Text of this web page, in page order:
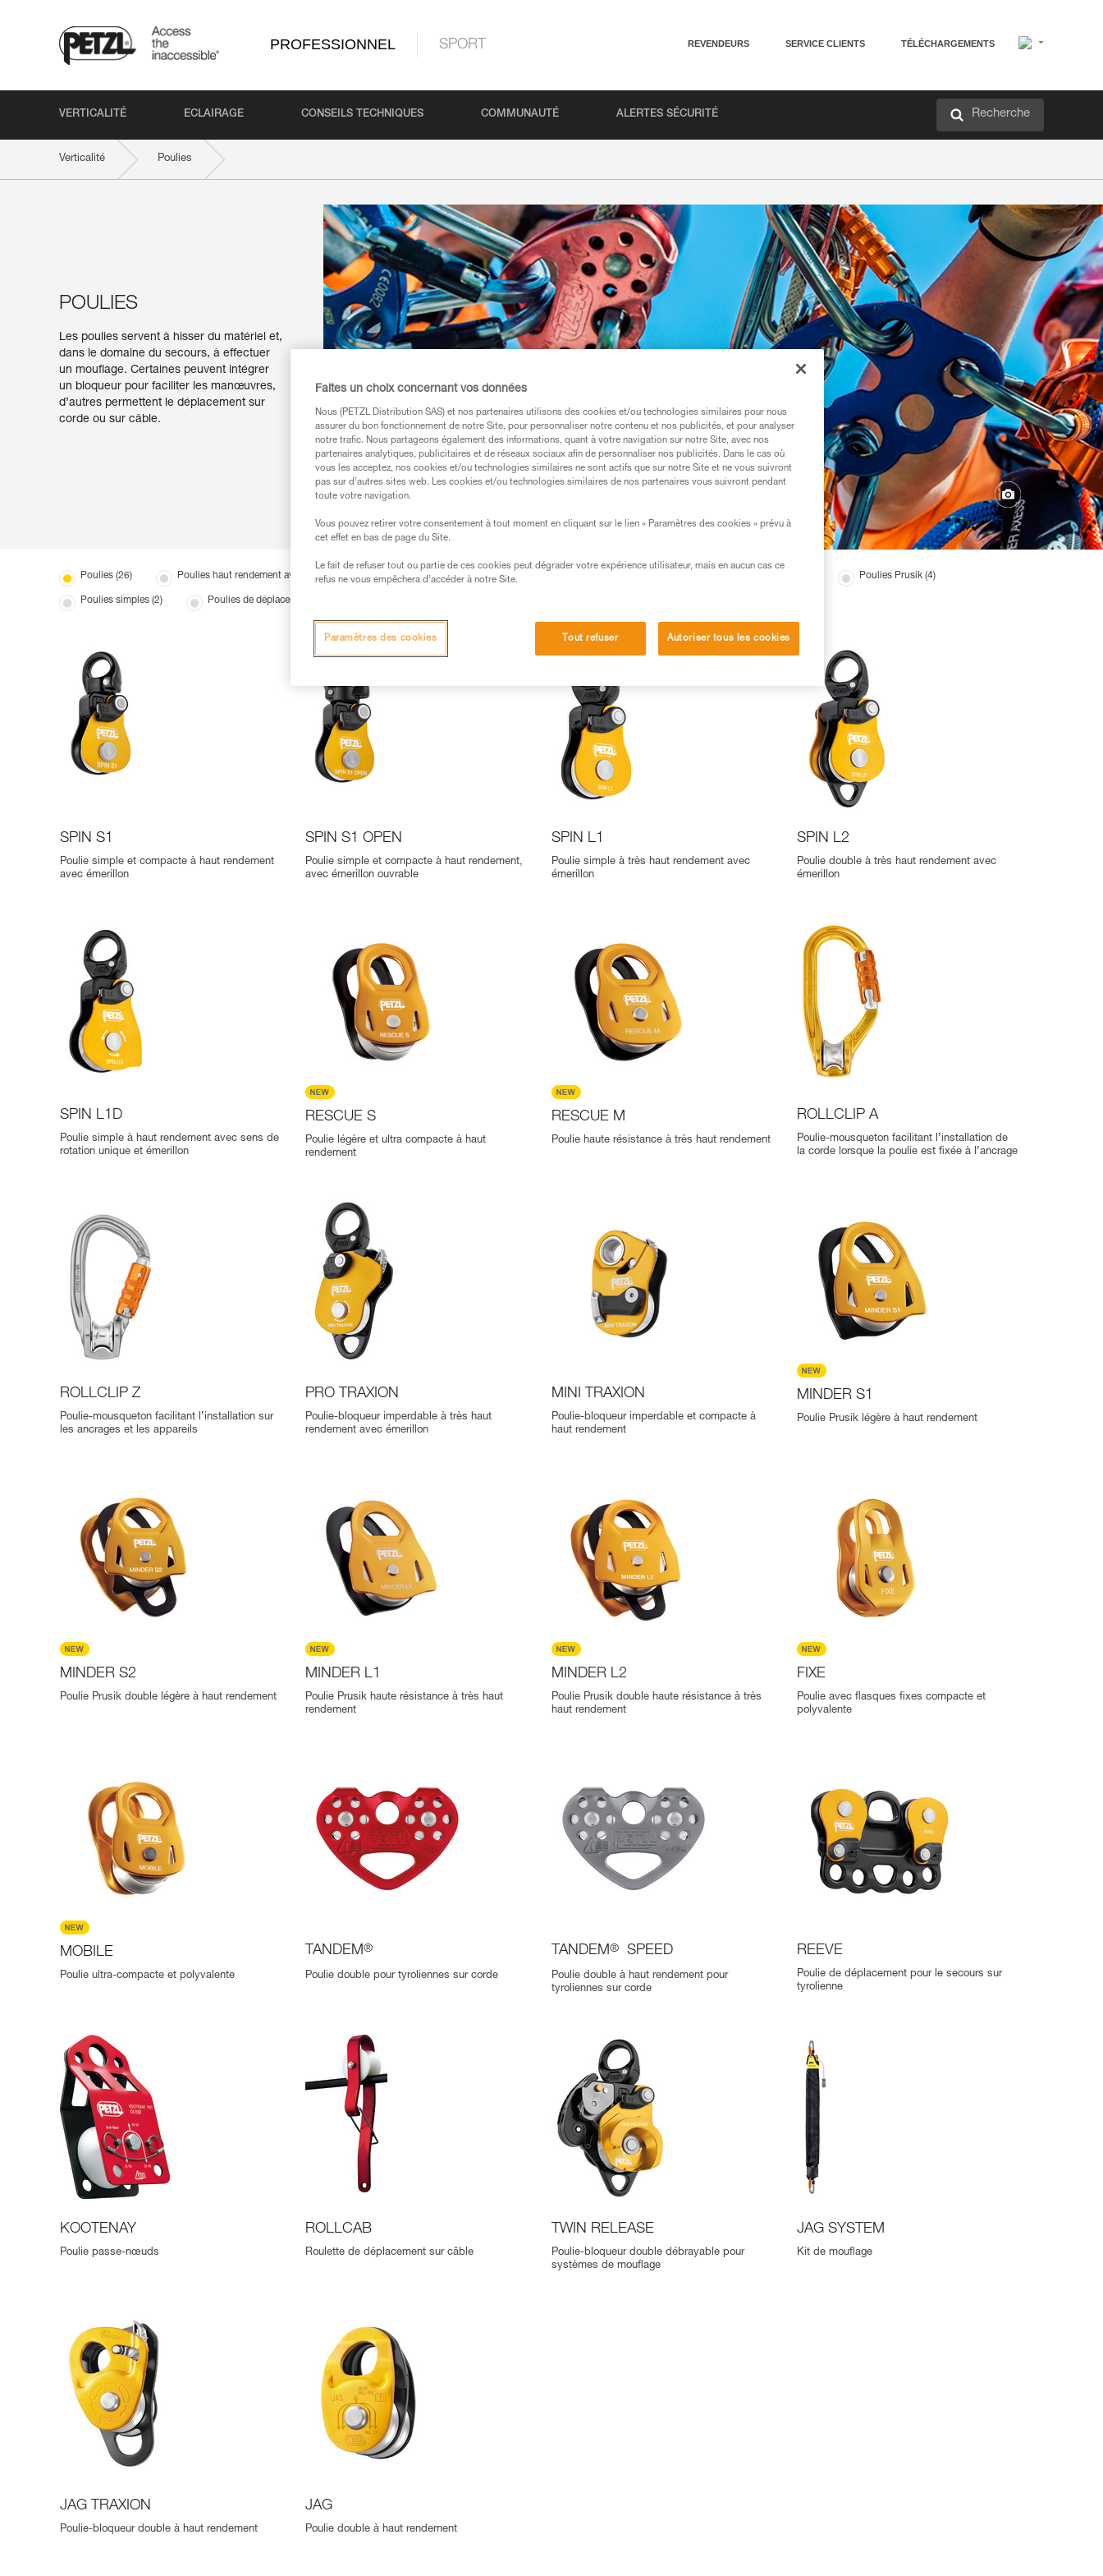
PROFESSIONNEL SPORT REVENDEURS SERVICE CLIENTS TÉLÉCHARGEMENTS
VERTICALITÉ ECLAIRAGE CONSEILS TECHNIQUES COMMUNAUTÉ ALERTES SÉCURITÉ Recherche
Verticalité Poulies
POULIES
Les poulies servent à hisser du matériel et,
dans le domaine du secours, à effectuer
un mouflage. Certaines peuvent intégrer
un bloqueur pour faciliter les manœuvres,
d’autres permettent le déplacement sur
corde ou sur câble.
Poulies (26) Poulies haut rendement avec émerillon (5) Poulies haut rendement (2) Poulies Prusik (4)
Poulies simples (2) Poulies de déplacement (5)
SPIN S1
Poulie simple et compacte à haut rendement
avec émerillon
SPIN S1 OPEN
Poulie simple et compacte à haut rendement,
avec émerillon ouvrable
SPIN L1
Poulie simple à très haut rendement avec
émerillon
SPIN L2
Poulie double à très haut rendement avec
émerillon
SPIN L1D
Poulie simple à haut rendement avec sens de
rotation unique et émerillon
RESCUE S
Poulie légère et ultra compacte à haut
rendement
RESCUE M
Poulie haute résistance à très haut rendement
ROLLCLIP A
Poulie-mousqueton facilitant l’installation de
la corde lorsque la poulie est fixée à l’ancrage
ROLLCLIP Z
Poulie-mousqueton facilitant l’installation sur
les ancrages et les appareils
PRO TRAXION
Poulie-bloqueur imperdable à très haut
rendement avec émerillon
MINI TRAXION
Poulie-bloqueur imperdable et compacte à
haut rendement
MINDER S1
Poulie Prusik légère à haut rendement
MINDER S2
Poulie Prusik double légère à haut rendement
MINDER L1
Poulie Prusik haute résistance à très haut
rendement
MINDER L2
Poulie Prusik double haute résistance à très
haut rendement
FIXE
Poulie avec flasques fixes compacte et
polyvalente
MOBILE
Poulie ultra-compacte et polyvalente
TANDEM®
Poulie double pour tyroliennes sur corde
TANDEM® SPEED
Poulie double à haut rendement pour
tyroliennes sur corde
REEVE
Poulie de déplacement pour le secours sur
tyrolienne
KOOTENAY
Poulie passe-nœuds
ROLLCAB
Roulette de déplacement sur câble
TWIN RELEASE
Poulie-bloqueur double débrayable pour
systèmes de mouflage
JAG SYSTEM
Kit de mouflage
JAG TRAXION
Poulie-bloqueur double à haut rendement
JAG
Poulie double à haut rendement
Faites un choix concernant vos données
Nous (PETZL Distribution SAS) et nos partenaires utilisons des cookies et/ou technologies similaires pour nous
assurer du bon fonctionnement de notre Site, pour personnaliser notre contenu et nos publicités, et pour analyser
notre trafic. Nous partageons également des informations, quant à votre navigation sur notre Site, avec nos
partenaires analytiques, publicitaires et de réseaux sociaux afin de personnaliser nos publicités. Dans le cas où
vous les acceptez, nos cookies et/ou technologies similaires ne sont actifs que sur notre Site et ne vous suivront
pas sur d’autres sites web. Les cookies et/ou technologies similaires de nos partenaires vous suivront pendant
toute votre navigation.
Vous pouvez retirer votre consentement à tout moment en cliquant sur le lien « Paramètres des cookies » prévu à
cet effet en bas de page du Site.
Le fait de refuser tout ou partie de ces cookies peut dégrader votre expérience utilisateur, mais en aucun cas ce
refus ne vous empêchera d’accéder à notre Site.
Tout refuser Autoriser tous les cookies
Paramètres des cookies